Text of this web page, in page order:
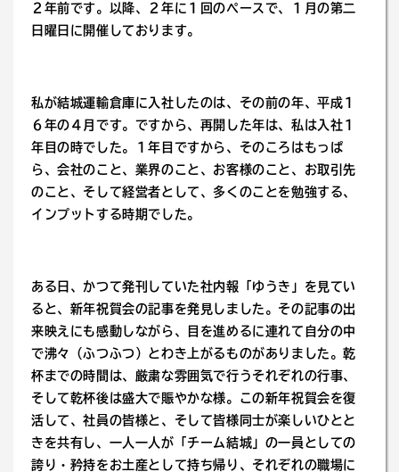
２年前です。以降、２年に１回のペースで、１月の第二
日曜日に開催しております。
私が結城運輸倉庫に入社したのは、その前の年、平成１
６年の４月です。ですから、再開した年は、私は入社１
年目の時でした。１年目ですから、そのころはもっぱ
ら、会社のこと、業界のこと、お客様のこと、お取引先
のこと、そして経営者として、多くのことを勉強する、
インプットする時期でした。
ある日、かつて発刊していた社内報「ゆうき」を見てい
ると、新年祝賀会の記事を発見しました。その記事の出
来映えにも感動しながら、目を進めるに連れて自分の中
で沸々（ふつふつ）とわき上がるものがありました。乾
杯までの時間は、厳粛な雰囲気で行うそれぞれの行事、
そして乾杯後は盛大で賑やかな様。この新年祝賀会を復
活して、社員の皆様と、そして皆様同士が楽しいひとと
きを共有し、一人一人が「チーム結城」の一員としての
誇り・矜持をお土産として持ち帰り、それぞれの職場に